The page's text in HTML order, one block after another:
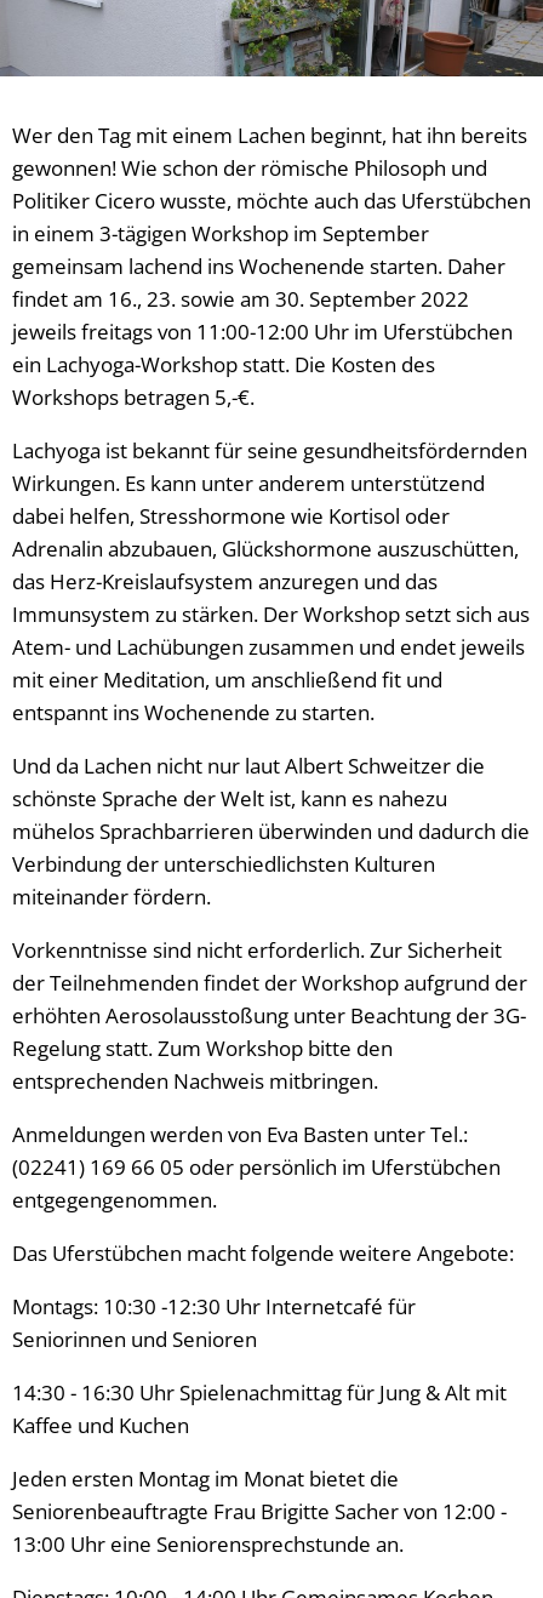
Wer den Tag mit einem Lachen beginnt, hat ihn bereits
gewonnen! Wie schon der römische Philosoph und
Politiker Cicero wusste, möchte auch das Uferstübchen
in einem 3-tägigen Workshop im September
gemeinsam lachend ins Wochenende starten. Daher
findet am 16., 23. sowie am 30. September 2022
jeweils freitags von 11:00-12:00 Uhr im Uferstübchen
ein Lachyoga-Workshop statt. Die Kosten des
Workshops betragen 5,-€.
Lachyoga ist bekannt für seine gesundheitsfördernden
Wirkungen. Es kann unter anderem unterstützend
dabei helfen, Stresshormone wie Kortisol oder
Adrenalin abzubauen, Glückshormone auszuschütten,
das Herz-Kreislaufsystem anzuregen und das
Immunsystem zu stärken. Der Workshop setzt sich aus
Atem- und Lachübungen zusammen und endet jeweils
mit einer Meditation, um anschließend fit und
entspannt ins Wochenende zu starten.
Und da Lachen nicht nur laut Albert Schweitzer die
schönste Sprache der Welt ist, kann es nahezu
mühelos Sprachbarrieren überwinden und dadurch die
Verbindung der unterschiedlichsten Kulturen
miteinander fördern.
Vorkenntnisse sind nicht erforderlich. Zur Sicherheit
der Teilnehmenden findet der Workshop aufgrund der
erhöhten Aerosolausstoßung unter Beachtung der 3G-
Regelung statt. Zum Workshop bitte den
entsprechenden Nachweis mitbringen.
Anmeldungen werden von Eva Basten unter Tel.:
(02241) 169 66 05 oder persönlich im Uferstübchen
entgegengenommen.
Das Uferstübchen macht folgende weitere Angebote:
Montags: 10:30 -12:30 Uhr Internetcafé für
Seniorinnen und Senioren
14:30 - 16:30 Uhr Spielenachmittag für Jung & Alt mit
Kaffee und Kuchen
Jeden ersten Montag im Monat bietet die
Seniorenbeauftragte Frau Brigitte Sacher von 12:00 -
13:00 Uhr eine Seniorensprechstunde an.